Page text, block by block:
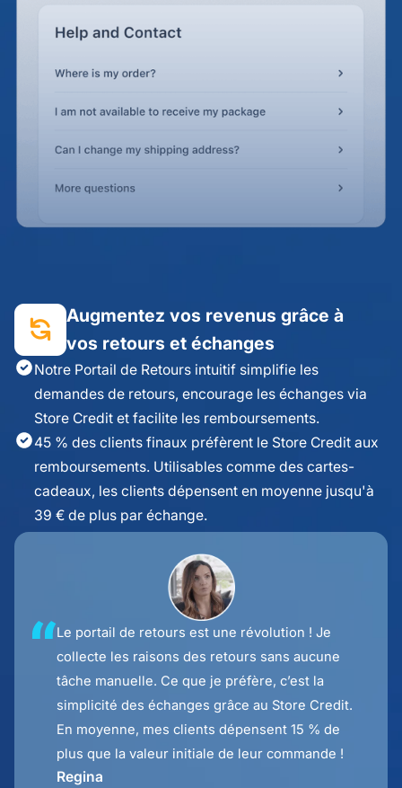
Augmentez vos revenus grâce à
vos retours et échanges
Notre Portail de Retours intuitif simplifie les
demandes de retours, encourage les échanges via
Store Credit et facilite les remboursements.
45 % des clients finaux préfèrent le Store Credit aux
remboursements. Utilisables comme des cartes-
cadeaux, les clients dépensent en moyenne jusqu'à
39 € de plus par échange.
Le portail de retours est une révolution ! Je
collecte les raisons des retours sans aucune
tâche manuelle. Ce que je préfère, c’est la
simplicité des échanges grâce au Store Credit.
En moyenne, mes clients dépensent 15 % de
plus que la valeur initiale de leur commande !
Regina